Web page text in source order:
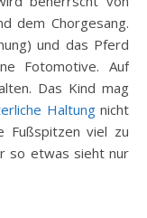
dem Chorgesang.
und das Pferd
Fotomotive. Auf
Das Kind mag
Haltungnicht
Fußspitzen viel zu
so etwas sieht nur